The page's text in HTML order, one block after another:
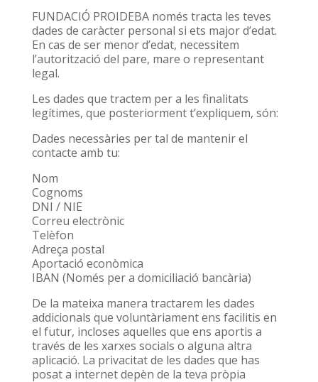
FUNDACIÓ PROIDEBA només tracta les teves
dades de caràcter personal si ets major d’edat.
En cas de ser menor d’edat, necessitem
l’autorització del pare, mare o representant
legal.
Les dades que tractem per a les finalitats
legítimes, que posteriorment t’expliquem, són:
Dades necessàries per tal de mantenir el
contacte amb tu:
Nom
Cognoms
DNI / NIE
Correu electrònic
Telèfon
Adreça postal
Aportació econòmica
IBAN (Només per a domiciliació bancària)
De la mateixa manera tractarem les dades
addicionals que voluntàriament ens facilitis en
el futur, incloses aquelles que ens aportis a
través de les xarxes socials o alguna altra
aplicació. La privacitat de les dades que has
posat a internet depèn de la teva pròpia